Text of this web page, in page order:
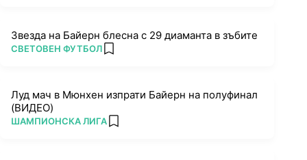
Звезда на Байерн блесна с 29 диаманта в зъбите
ПОВЕЧЕ ОТ
СВЕТОВЕН ФУТБОЛ add favorites
Луд мач в Мюнхен изпрати Байерн на полуфинал
(ВИДЕО)
ПОВЕЧЕ ОТ
ШАМПИОНСКА ЛИГА add favorites